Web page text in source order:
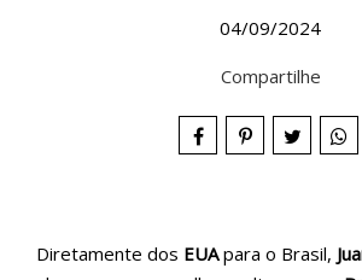
04/09/2024
Compartilhe
Diretamente dos EUApara o Brasil,